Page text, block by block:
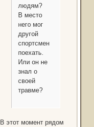
людям?
В место
него мог
другой
спортсмен
поехать.
Или он не
знал о
своей
травме?
В этот момент рядом